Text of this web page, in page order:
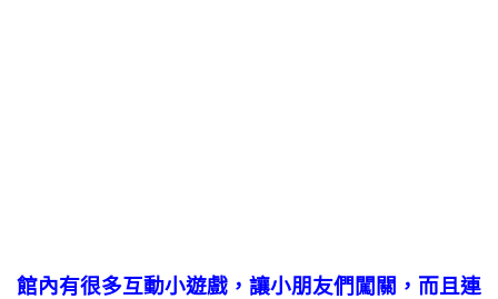
館內有很多互動小遊戲，讓小朋友們闖關，而且連